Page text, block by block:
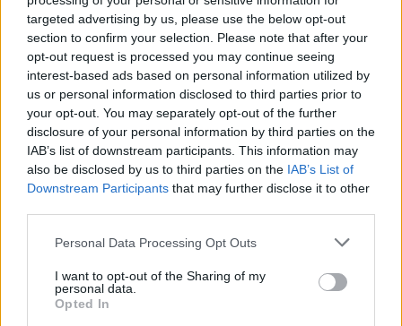
targeted advertising by us, please use the below opt-out
section to confirm your selection. Please note that after your
opt-out request is processed you may continue seeing
interest-based ads based on personal information utilized by
us or personal information disclosed to third parties prior to
your opt-out. You may separately opt-out of the further
disclosure of your personal information by third parties on the
IAB’s list of downstream participants. This information may
also be disclosed by us to third parties on the IAB’s List of
Downstream Participants that may further disclose it to other
Personal Data Processing Opt Outs
I want to opt-out of the Sharing of my
personal data.
Opted In
Ott
2009
rinascita in casa
20
Ott
2009
Oliveira dal Cagliari al
Muravera, ora sfida la
Torres
Eccellenza
20
Ott
2009
Cristiano Ronaldo
incorona Messi: «Vincerà
lui il Pallone d'Oro»
Flamengo: «Ora amo il
Per l'Alghero 4 squalificati,